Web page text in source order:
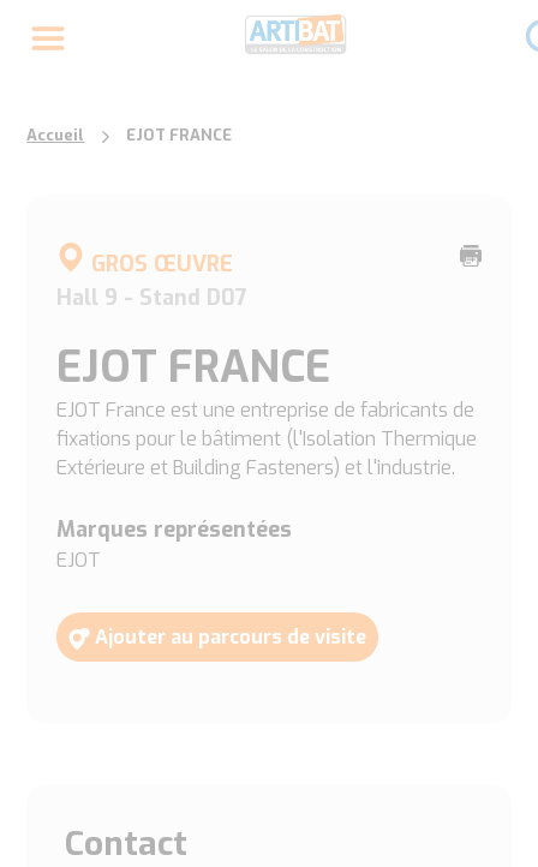
Accueil EJOT FRANCE
Imprimer
GROS ŒUVRE
Hall 9 - Stand D07
EJOT FRANCE
EJOT France est une entreprise de fabricants de
fixations pour le bâtiment (l'Isolation Thermique
Extérieure et Building Fasteners) et l'industrie.
Marques représentées
EJOT
Ajouter au parcours de visite
Contact